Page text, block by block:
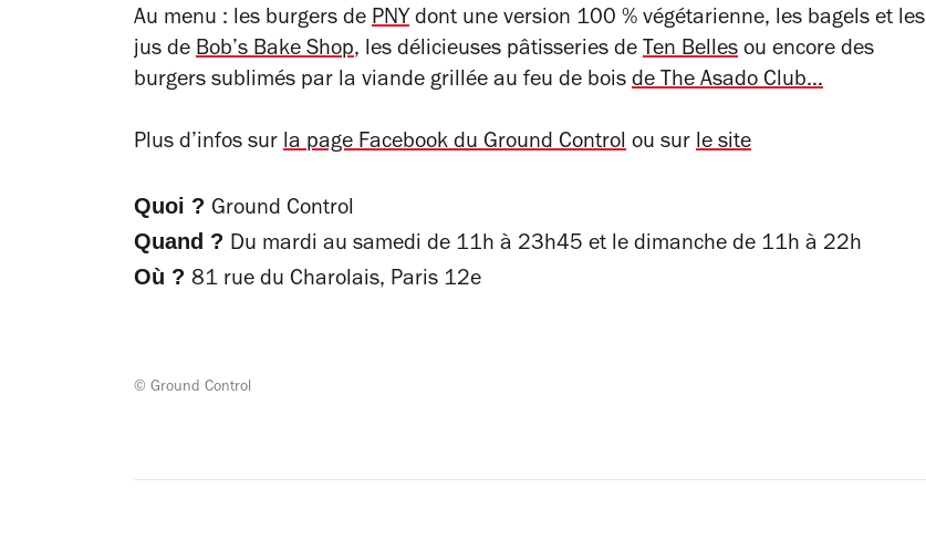
Au menu : les burgers de PNY dont une version 100 % végétarienne, les bagels et les
jus de Bob’s Bake Shop, les délicieuses pâtisseries de Ten Belles ou encore des
burgers sublimés par la viande grillée au feu de bois de The Asado Club…
Plus d’infos sur la page Facebook du Ground Control ou sur le site
Quoi ? Ground Control
Quand ? Du mardi au samedi de 11h à 23h45 et le dimanche de 11h à 22h
Où ? 81 rue du Charolais, Paris 12e
© Ground Control